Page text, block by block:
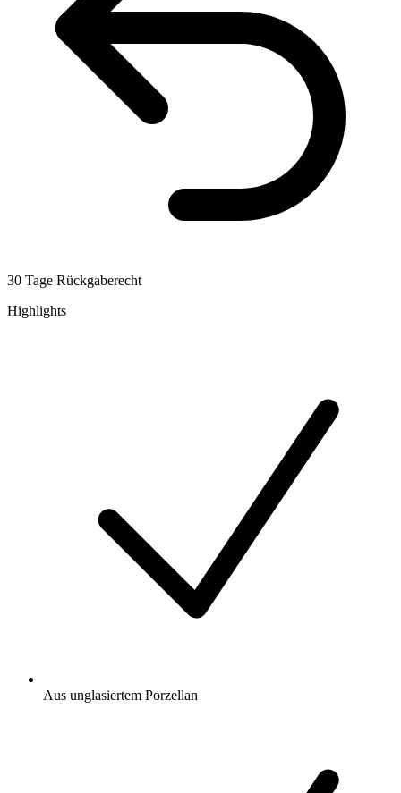
30 Tage Rückgaberecht
Highlights
Aus unglasiertem Porzellan